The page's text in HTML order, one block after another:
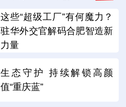
这些“超级工厂”有何魔力？
驻华外交官解码合肥智造新
力量
生态守护 持续解锁高颜
值“重庆蓝”